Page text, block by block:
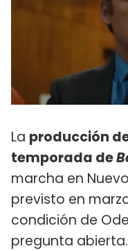
La producción
temporada de
marcha en
previsto en
condición de
pregunta